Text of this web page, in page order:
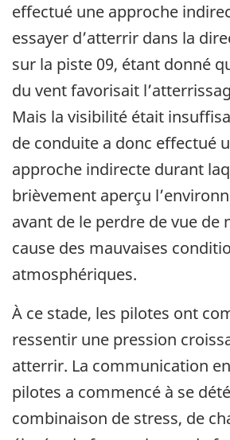
effectué une approche
essayer d’atterrir dans la
sur la piste 09, étant donné
du vent favorisait
Mais la visibilité était
de conduite a donc effectué
approche indirecte durant
brièvement aperçu
avant de le perdre de vue de
cause des mauvaises
atmosphériques.
À ce stade, les pilotes ont
ressentir une pression
atterrir. La communication
pilotes a commencé à se
combinaison de stress, de